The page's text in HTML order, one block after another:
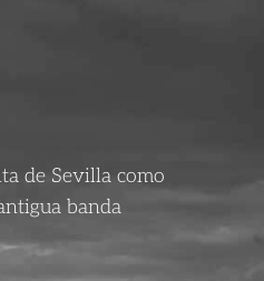
de Sevilla como
banda